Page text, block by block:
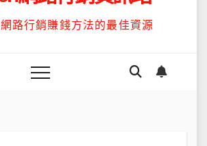
路行銷賺錢方法的最佳資源